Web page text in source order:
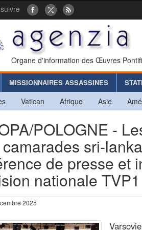
Organe d'information des Œuvres
MISSIONNAIRES ASSASSINES
Vatican Afrique Asie
POLOGNE -
sri-
de presse et
nationale TVP1
2025